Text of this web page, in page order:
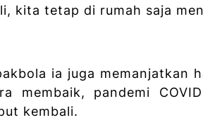
kita tetap di rumah saja
ia juga memanjatkan
membaik, pandemi
kembali.